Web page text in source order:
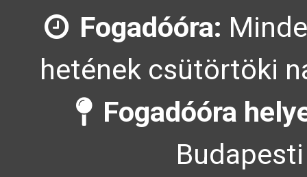
Fogadóóra:
hetének csütörtöki
Fogadóóra